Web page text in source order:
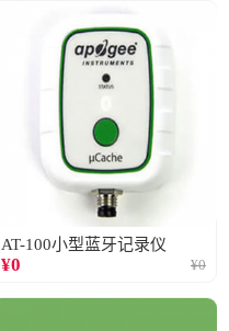
AT-100小型蓝牙记录仪
¥0 ¥0